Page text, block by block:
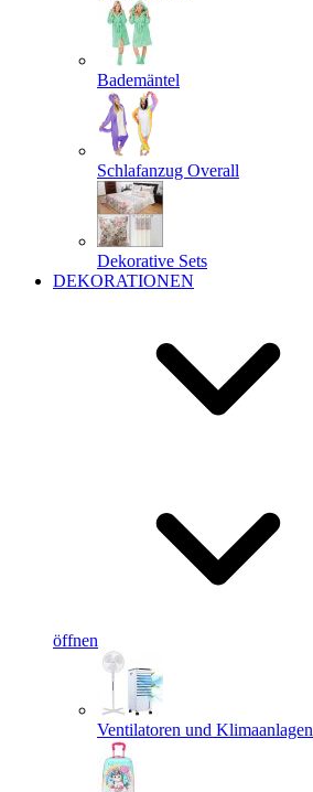
Bademäntel
Schlafanzug Overall
Dekorative Sets
DEKORATIONEN
öffnen
Ventilatoren und Klimaanlagen